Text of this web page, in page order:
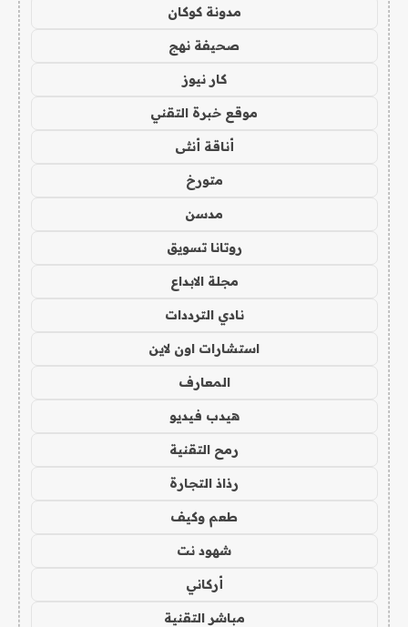
مدونة كوكان
صحيفة نهج
كار نيوز
موقع خبرة التقني
أناقة أنثى
متورخ
مدسن
روتانا تسويق
مجلة الابداع
نادي الترددات
استشارات اون لاين
المعارف
هيدب فيديو
رمح التقنية
رذاذ التجارة
طعم وكيف
شهود نت
أركاني
مباشر التقنية